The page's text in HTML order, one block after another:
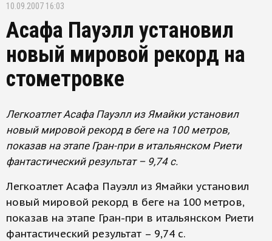
10.09.2007 16:03
Асафа Пауэлл установил
новый мировой рекорд на
стометровке
Легкоатлет Асафа Пауэлл из Ямайки установил
новый мировой рекорд в беге на 100 метров,
показав на этапе Гран-при в итальянском Риети
фантастический результат – 9,74 с.
Легкоатлет Асафа Пауэлл из Ямайки установил
новый мировой рекорд в беге на 100 метров,
показав на этапе Гран-при в итальянском Риети
фантастический результат – 9,74 с.